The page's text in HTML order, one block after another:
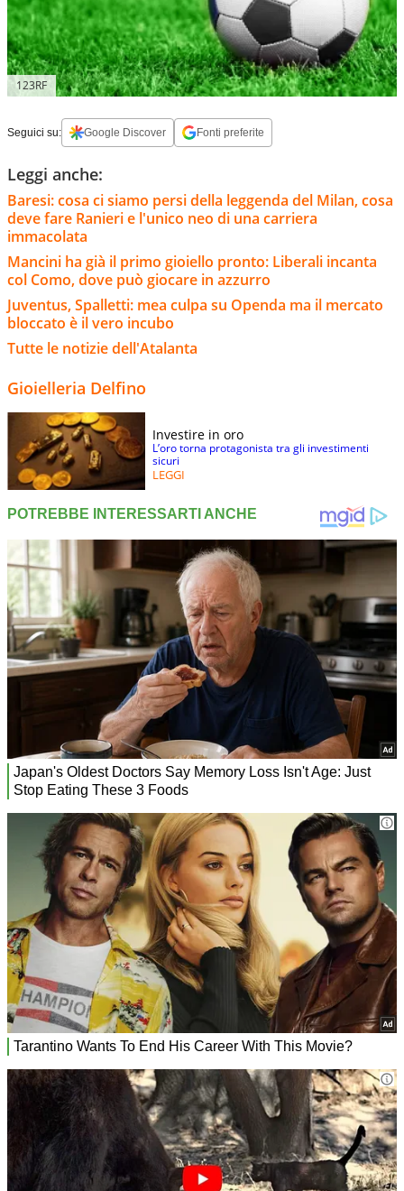
123RF
Seguici su: Google Discover Fonti preferite
Leggi anche:
Baresi: cosa ci siamo persi della leggenda del Milan, cosa
deve fare Ranieri e l'unico neo di una carriera
immacolata
Mancini ha già il primo gioiello pronto: Liberali incanta
col Como, dove può giocare in azzurro
Juventus, Spalletti: mea culpa su Openda ma il mercato
bloccato è il vero incubo
Tutte le notizie dell'Atalanta
Gioielleria Delfino
Investire in oro
L’oro torna protagonista tra gli investimenti
sicuri
LEGGI